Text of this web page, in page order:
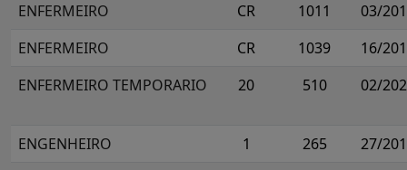
ENFERMEIRO
CR 1011
03/
ENFERMEIRO
CR 1039
16/
ENFERMEIRO TEMPORARIO
20 510 02/
ENGENHEIRO 1 265
27/